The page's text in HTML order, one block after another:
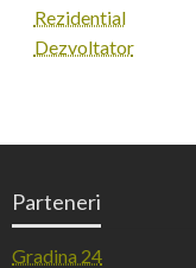
Rezidential
Dezvoltator
Parteneri
Gradina 24